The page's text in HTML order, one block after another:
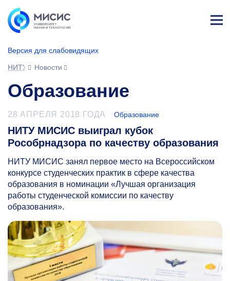
Версия для слабовидящих
НИТУ МИСИС
Новости
Образование
28 АПРЕЛЯ 2018 ГОДА Образование
НИТУ МИСИС выиграл кубок
Рособрнадзора по качеству образования
НИТУ МИСИС занял первое место на Всероссийском
конкурсе студенческих практик в сфере качества
образования в номинации «Лучшая организация
работы студенческой комиссии по качеству
образования».